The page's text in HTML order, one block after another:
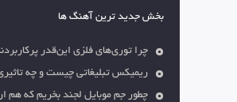
بخش جدید ترین آهنگ ها
چرا توری‌های فلزی این‌قدر
ریمیکس تبلیغاتی چیست و چه
چطور جم موبایل لجند بخریم که هم